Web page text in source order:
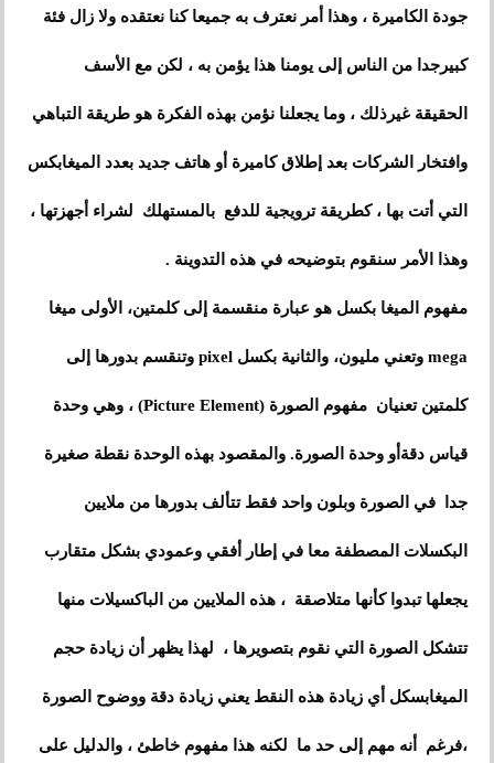
جودة الكاميرة ، وهذا أمر نعترف به جميعا كنا نعتقده ولا زال فئة
كبيرجدا من الناس إلى يومنا هذا يؤمن به ، لكن مع الأسف
الحقيقة غيرذلك ، وما يجعلنا نؤمن بهذه الفكرة هو طريقة التباهي
وافتخار الشركات بعد إطلاق كاميرة أو هاتف جديد بعدد الميغابكس
التي أتت بها ، كطريقة ترويجية للدفع بالمستهلك لشراء أجهزتها ،
وهذا الأمر سنقوم بتوضيحه في هذه التدوينة .
مفهوم الميغا بكسل هو عبارة منقسمة إلى كلمتين، الأولى ميغا
mega وتعني مليون، والثانية بكسل pixel وتنقسم بدورها إلى
كلمتين تعنيان مفهوم الصورة (Picture Element) ، وهي وحدة
قياس دقةأو وحدة الصورة. والمقصود بهذه الوحدة نقطة صغيرة
جدا في الصورة وبلون واحد فقط تتألف بدورها من ملايين
البكسلات المصطفة معا في إطار أفقي وعمودي بشكل متقارب
يجعلها تبدوا كأنها متلاصقة ، هذه الملايين من الباكسيلات منها
تتشكل الصورة التي نقوم بتصويرها ، لهذا يظهر أن زيادة حجم
الميغابسكل أي زيادة هذه النقط يعني زيادة دقة ووضوح الصورة
،فرغم أنه مهم إلى حد ما لكنه هذا مفهوم خاطئ ، والدليل على